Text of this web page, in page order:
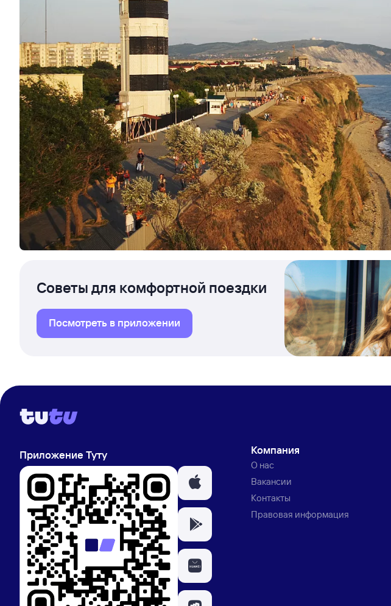
Советы для комфортной поездки
Посмотреть в приложении
Приложение Туту Компания
О нас
Вакансии
Контакты
Правовая информация